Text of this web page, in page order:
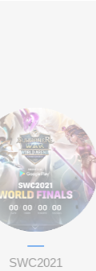
SWC2021